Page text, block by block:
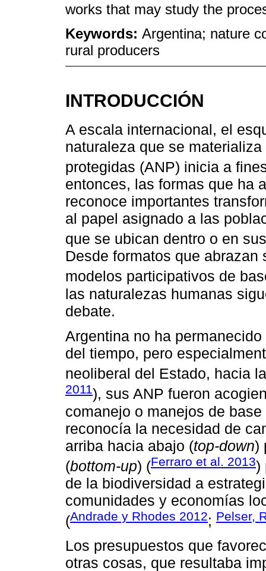
works that may study the
Keywords: Argentina; nature
rural producers
INTRODUCCIÓN
A escala internacional, el
naturaleza que se
protegidas (ANP) inicia a
entonces, las formas que ha
reconoce importantes
al papel asignado a las
que se ubican dentro o en
Desde formatos que
modelos participativos de
las naturalezas humanas
debate.
Argentina no ha
del tiempo, pero
neoliberal del Estado, hacia
2011), sus ANP fueron
comanejo o manejos de
reconocía la necesidad de
arriba hacia abajo (top-down)
(bottom-up) (Ferraro et al. 2013)
de la biodiversidad a
comunidades y economías
(Andrade y Rhodes 2012; Pelser,
Los presupuestos que
otras cosas, que resultaba